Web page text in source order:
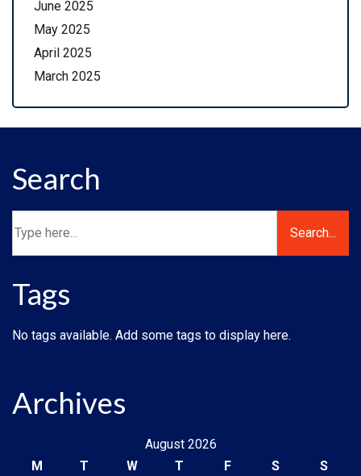
June 2025
May 2025
April 2025
March 2025
Search
Tags
No tags available. Add some tags to display here.
Archives
August 2026
M
T W T F S S